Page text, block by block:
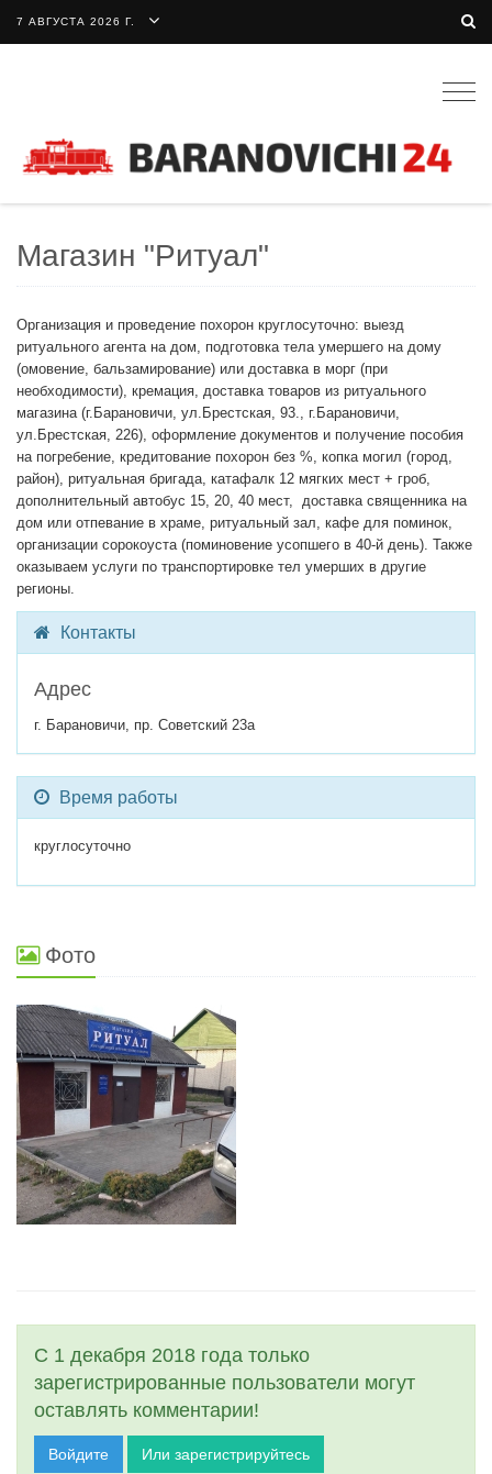
7 АВГУСТА 2026 Г.
Магазин "Ритуал"
Организация и проведение похорон круглосуточно: выезд
ритуального агента на дом, подготовка тела умершего на дому
(омовение, бальзамирование) или доставка в морг (при
необходимости), кремация, доставка товаров из ритуального
магазина (г.Барановичи, ул.Брестская, 93., г.Барановичи,
ул.Брестская, 226), оформление документов и получение пособия
на погребение, кредитование похорон без %, копка могил (город,
район), ритуальная бригада, катафалк 12 мягких мест + гроб,
дополнительный автобус 15, 20, 40 мест, доставка священника на
дом или отпевание в храме, ритуальный зал, кафе для поминок,
организации сорокоуста (поминовение усопшего в 40-й день). Также
оказываем услуги по транспортировке тел умерших в другие
регионы.
Контакты
Адрес
г. Барановичи, пр. Советский 23а
Время работы
круглосуточно
Фото
С 1 декабря 2018 года только
зарегистрированные пользователи могут
оставлять комментарии!
Войдите Или зарегистрируйтесь